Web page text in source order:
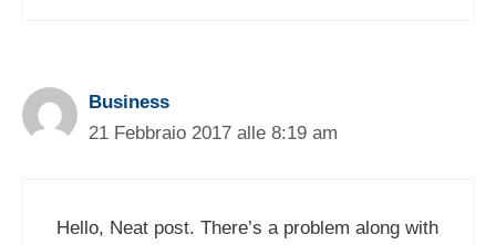
Business
21 Febbraio 2017 alle 8:19 am
Hello, Neat post. There’s a problem along with